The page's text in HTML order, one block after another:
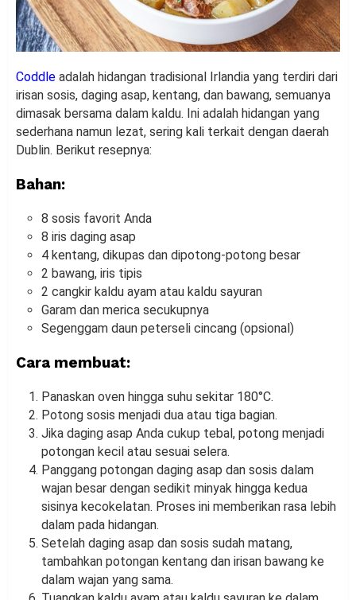
Coddle adalah hidangan tradisional Irlandia yang terdiri dari
irisan sosis, daging asap, kentang, dan bawang, semuanya
dimasak bersama dalam kaldu. Ini adalah hidangan yang
sederhana namun lezat, sering kali terkait dengan daerah
Dublin. Berikut resepnya:
Bahan:
8 sosis favorit Anda
8 iris daging asap
4 kentang, dikupas dan dipotong-potong besar
2 bawang, iris tipis
2 cangkir kaldu ayam atau kaldu sayuran
Garam dan merica secukupnya
Segenggam daun peterseli cincang (opsional)
Cara membuat:
Panaskan oven hingga suhu sekitar 180°C.
Potong sosis menjadi dua atau tiga bagian.
Jika daging asap Anda cukup tebal, potong menjadi
potongan kecil atau sesuai selera.
Panggang potongan daging asap dan sosis dalam
wajan besar dengan sedikit minyak hingga kedua
sisinya kecokelatan. Proses ini memberikan rasa lebih
dalam pada hidangan.
Setelah daging asap dan sosis sudah matang,
tambahkan potongan kentang dan irisan bawang ke
dalam wajan yang sama.